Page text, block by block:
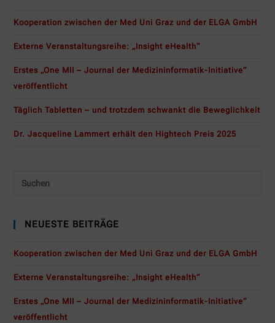
Kooperation zwischen der Med Uni Graz und der ELGA GmbH
Externe Veranstaltungsreihe: „Insight eHealth“
Erstes „One MII – Journal der Medizininformatik-Initiative“
veröffentlicht
Täglich Tabletten – und trotzdem schwankt die Beweglichkeit
Dr. Jacqueline Lammert erhält den Hightech Preis 2025
NEUESTE BEITRÄGE
Kooperation zwischen der Med Uni Graz und der ELGA GmbH
Externe Veranstaltungsreihe: „Insight eHealth“
Erstes „One MII – Journal der Medizininformatik-Initiative“
veröffentlicht